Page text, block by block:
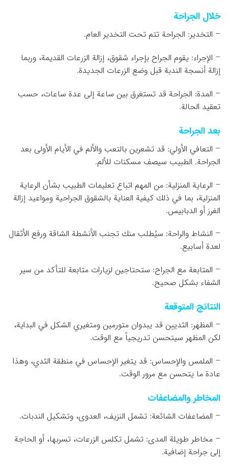
خلال الجراحة
– التخدير: الجراحة تتم تحت التخدير العام.
– الإجراء: يقوم الجراح بإجراء شقوق، إزالة الزرعات القديمة، وربما
إزالة أنسجة الندبة قبل وضع الزرعات الجديدة.
– المدة: الجراحة قد تستغرق بين ساعة إلى عدة ساعات، حسب
تعقيد الحالة.
بعد الجراحة
– التعافي الأولي: قد تشعرين بالتعب والألم في الأيام الأولى بعد
الجراحة. الطبيب سيصف مسكنات للألم.
– الرعاية المنزلية: من المهم اتباع تعليمات الطبيب بشأن الرعاية
المنزلية، بما في ذلك كيفية العناية بالشقوق الجراحية ومواعيد إزالة
الغرز أو الدبابيس.
– النشاط والراحة: سيُطلب منك تجنب الأنشطة الشاقة ورفع الأثقال
لعدة أسابيع.
– المتابعة مع الجراح: ستحتاجين لزيارات متابعة للتأكد من سير
الشفاء بشكل صحيح.
النتائج المتوقعة
– المظهر: الثديين قد يبدوان متورمين ومتغيري الشكل في البداية،
لكن المظهر سيتحسن تدريجياً مع الوقت.
– الملمس والإحساس: قد يتغير الإحساس في منطقة الثدي، وهذا
عادة ما يتحسن مع مرور الوقت.
المخاطر والمضاعفات
– المضاعفات الشائعة: تشمل النزيف، العدوى، وتشكيل الندبات.
– مخاطر طويلة المدى: تشمل تكلس الزرعات، تسربها، أو الحاجة
إلى جراحة إضافية.